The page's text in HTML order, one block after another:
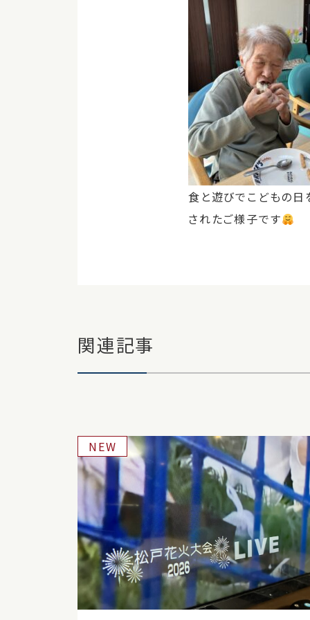
食と遊びでこどもの日
されたご様子です
関連記事
NEW